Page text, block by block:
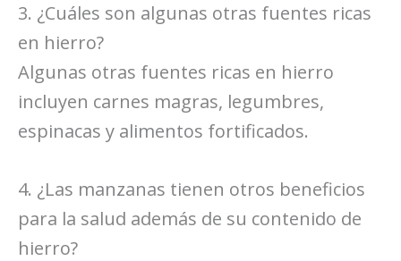
3. ¿Cuáles son algunas otras fuentes ricas
en hierro?
Algunas otras fuentes ricas en hierro
incluyen carnes magras, legumbres,
espinacas y alimentos fortificados.
4. ¿Las manzanas tienen otros beneficios
para la salud además de su contenido de
hierro?